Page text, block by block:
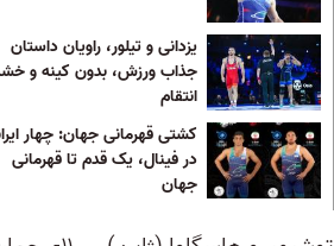
یزدانی و تیلور، راویان داستان
جذاب ورزش، بدون کینه و
انتقام
کشتی قهرمانی جهان: چهار
در فینال، یک قدم تا قهرمانی
جهان